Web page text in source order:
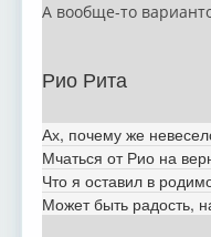
А вообще-то
Рио Рита
Ах, почему же
Мчаться от Рио на
Что я оставил в
Может быть радость,